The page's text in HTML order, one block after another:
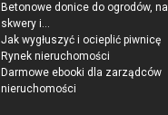
Betonowe donice do ogrodów, na
skwery i...
Jak wygłuszyć i ocieplić piwnicę
Rynek nieruchomości
Darmowe ebooki dla zarządców
nieruchomości